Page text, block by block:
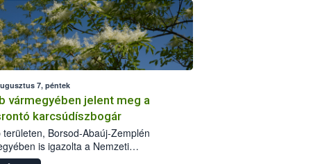
7, péntek
vármegyében jelent meg a
karcsúdíszbogár
területen, Borsod-Abaúj-Zemplén
is igazolta a Nemzeti
biztonsági Hivatal (Nébih) a